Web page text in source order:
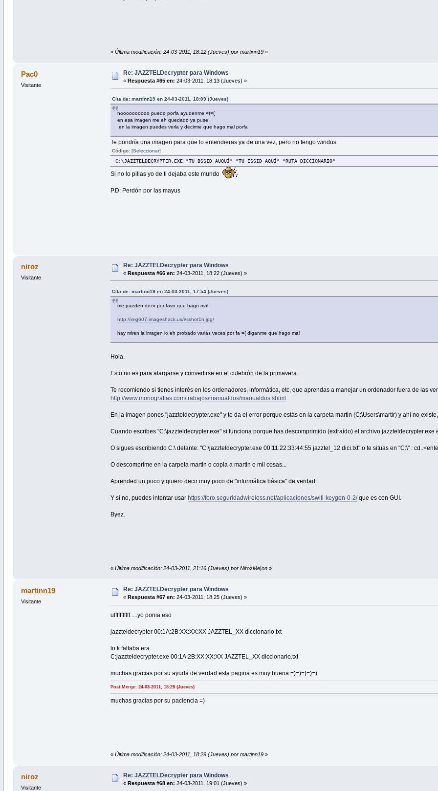
«Última modificación: 24-03-2011, 18:12 (Jueves) por martinn19 »
Pac0
Visitante
Re: JAZZTELDecrypter para Windows
« Respuesta #65 en: 24-03-2011, 18:13 (Jueves) »
Cita de: martinn19 en 24-03-2011, 18:09 (Jueves)
noooooooooo puedo porfa ayudenme =(=(
en esa imagen me eh quedado ya puse
en la imagen puedes verla y decirme que hago mal porfa
Te pondría una imagen para que lo entendieras ya de una vez, pero no tengo windus
Código:[Seleccionar]
C:\JAZZTELDECRYPTER.EXE "TU BSSID AUQUÍ" "TU ESSID AQUÍ" "RUTA DICCIONARIO"
Si no lo pillas yo de ti dejaba este mundo
P.D: Perdón por las mayus
niroz
Visitante
Re: JAZZTELDecrypter para Windows
« Respuesta #66 en: 24-03-2011, 18:22 (Jueves) »
Cita de: martinn19 en 24-03-2011, 17:54 (Jueves)
me pueden decir por favo que hago mal
http://img607.imageshack.us/i/sshot1h.jpg/
hay miren la imagen lo eh probado varias veces por fa =( diganme que hago mal
Hola.
Esto no es para alargarse y convertirse en el culebrón de la primavera.
Te recomiendo si tienes interés en los ordenadores, informática, etc, que aprendas a manejar un ordenador fuera de las
http://www.monografias.com/trabajos/manualdos/manualdos.shtml
En la imagen pones "jazzteldecrypter.exe" y te da el error porque estás en la carpeta martin (C:\Users\martir) y ahí no
Cuando escribes "C:\jazzteldecrypter.exe" si funciona porque has descomprimido (extraído) el archivo jazzteldecrypter.exe
O sigues escribiendo C:\ delante: "C:\jazzteldecrypter.exe 00:11:22:33:44:55 jazztel_12 dici.txt" o te situas en "C:\" :
O descomprime en la carpeta martin o copia a martin o mil cosas...
Aprended un poco y quiero decir muy poco de "informática básica" de verdad.
Y si no, puedes intentar usarhttps://foro.seguridadwireless.net/aplicaciones/swifi-keygen-0-2/que es con GUI.
Byez.
«Última modificación: 24-03-2011, 21:16 (Jueves) por NirozMe|on »
martinn19
Visitante
Re: JAZZTELDecrypter para Windows
« Respuesta #67 en: 24-03-2011, 18:25 (Jueves) »
ufffffffffff.....yo ponia eso
jazzteldecrypter 00:1A:2B:XX:XX:XX JAZZTEL_XX diccionario.txt
lo k faltaba era
C:jazzteldecrypter.exe 00:1A:2B:XX:XX:XX JAZZTEL_XX diccionario.txt
muchas gracias por su ayuda de verdad esta pagina es muy buena =)=)=)=)=)
Post Merge: 24-03-2011, 18:29 (Jueves)
muchas gracias por su paciencia =)
«Última modificación: 24-03-2011, 18:29 (Jueves) por martinn19 »
niroz
Visitante
Re: JAZZTELDecrypter para Windows
« Respuesta #68 en: 24-03-2011, 19:01 (Jueves) »